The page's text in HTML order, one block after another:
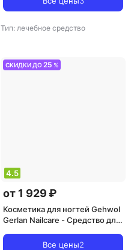
Тип: лечебное средство
СКИДКИ ДО25 %
4.5
от 1 929 ₽
Косметика для ногтей Gehwol
Gerlan Nailcare - Средство для
Все цены2